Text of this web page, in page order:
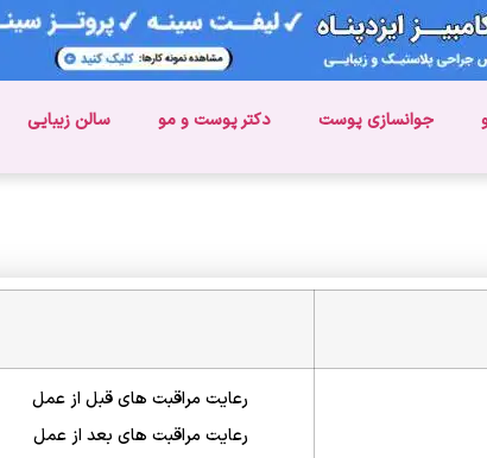
جوانسازی پوست دکتر پوست و مو سالن زیبایی
رعایت مراقبت های قبل از عمل
رعایت مراقبت های بعد از عمل